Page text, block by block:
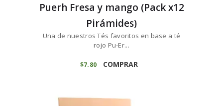
Puerh Fresa y mango (Pack x12
Pirámides)
Una de nuestros Tés favoritos en base a té
rojo Pu-Er...
$7 80 COMPRAR